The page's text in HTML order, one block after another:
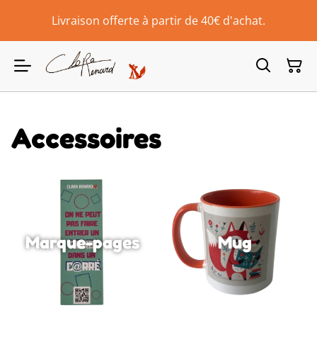
Livraison offerte à partir de 40€ d'achat.
Accessoires
Marque-pages Mug